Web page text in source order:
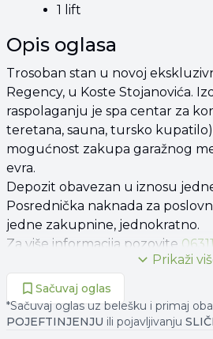
1 lift
Opis oglasa
Trosoban stan u novoj
Regency, u Koste Stojanovića.
raspolaganju je spa centar za
teretana, sauna, tursko
mogućnost zakupa garažnog
evra.
Depozit obavezan u iznosu
Posrednička naknada za
jedne zakupnine, jednokratno.
Za više informacija pozovite
Prikaži
Sačuvaj oglas
*Sačuvaj oglas uz belešku i primaj
POJEFTINJENJU ili pojavljivanju